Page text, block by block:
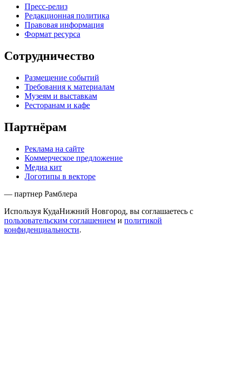
Пресс-релиз
Редакционная политика
Правовая информация
Формат ресурса
Сотрудничество
Размещение событий
Требования к материалам
Музеям и выставкам
Ресторанам и кафе
Партнёрам
Реклама на сайте
Коммерческое предложение
Медиа кит
Логотипы в векторе
— партнер Рамблера
Используя КудаНижний Новгород, вы соглашаетесь с
пользовательским соглашением и политикой
конфиденциальности.